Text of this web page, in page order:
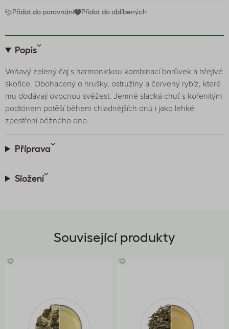
Přidat do porovnání Přidat do oblíbených
Popis
Voňavý zelený čaj s harmonickou kombinací borůvek a hřejivé
skořice. Obohacený o hrušky, ostružiny a červený rybíz, které
mu dodávají ovocnou svěžest. Jemně sladká chuť s kořenitým
podtónem potěší během chladnějších dnů i jako lehké
zpestření běžného dne.
Příprava
Složení
Související produkty